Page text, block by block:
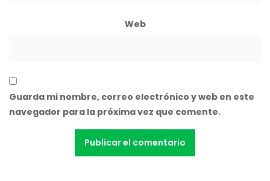
Web
Guarda mi nombre, correo electrónico y web en este
navegador para la próxima vez que comente.